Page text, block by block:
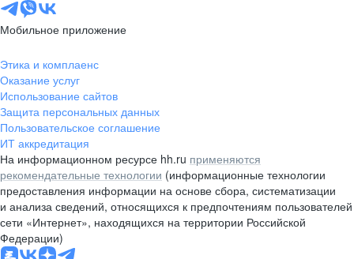
Мобильное приложение
Этика и комплаенс
Оказание услуг
Использование сайтов
Защита персональных данных
Пользовательское соглашение
ИТ аккредитация
На информационном ресурсе hh.ru применяются
рекомендательные технологии (информационные технологии
предоставления информации на основе сбора, систематизации
и анализа сведений, относящихся к предпочтениям пользователей
сети «Интернет», находящихся на территории Российской
Федерации)